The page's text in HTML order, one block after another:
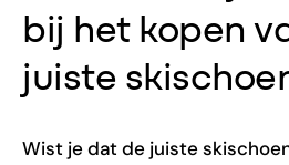
bij het kopen
juiste
Wist je dat de juiste